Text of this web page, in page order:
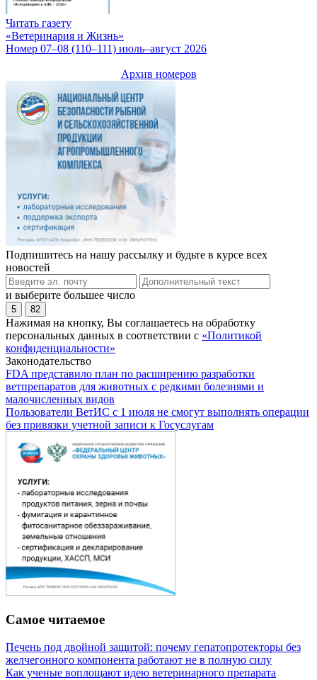
Читать газету
«Ветеринария и Жизнь»
Номер 07–08 (110–111) июль–август 2026
Архив номеров
Подпишитесь на нашу рассылку и будьте в курсе всех
новостей
и выберите большее число
5 82
Нажимая на кнопку, Вы соглашаетесь на обработку
персональных данных в соответствии с «Политикой
конфиденциальности»
Законодательство
FDA представило план по расширению разработки
ветпрепаратов для животных с редкими болезнями и
малочисленных видов
Пользователи ВетИС с 1 июля не смогут выполнять операции
без привязки учетной записи к Госуслугам
Самое читаемое
Печень под двойной защитой: почему гепатопротекторы без
желчегонного компонента работают не в полную силу
Как ученые воплощают идею ветеринарного препарата